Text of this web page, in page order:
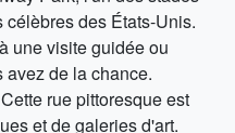
des États-Unis.
une visite guidée ou
avez de la chance.
rue pittoresque est
et de galeries d'art.